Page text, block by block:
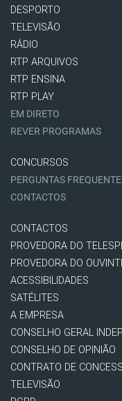
DESPORTO
TELEVISÃO
RÁDIO
RTP ARQUIVOS
RTP ENSINA
RTP PLAY
EM DIRETO
REVER PROGRAMAS
CONCURSOS
PERGUNTAS
CONTACTOS
CONTACTOS
PROVEDORA DO
PROVEDORA DO
ACESSIBILIDADES
SATÉLITES
A EMPRESA
CONSELHO GERAL
CONSELHO DE OPINIÃO
CONTRATO DE
TELEVISÃO